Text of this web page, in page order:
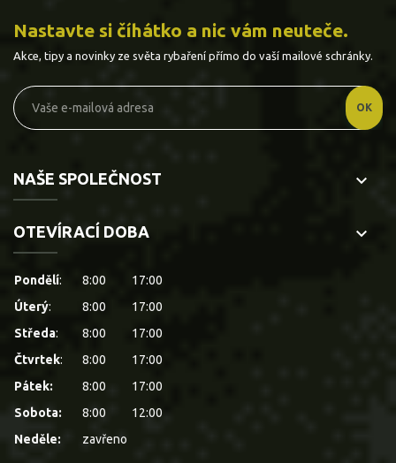
Nastavte si číhátko a nic vám neuteče.
Akce, tipy a novinky ze světa rybaření přímo do vaší mailové schránky.
NAŠE SPOLEČNOST keyboard_arrow_down
OTEVÍRACÍ DOBA keyboard_arrow_down
Pondělí: 8:00
17:00
Úterý: 8:00
17:00
Středa: 8:00
17:00
Čtvrtek: 8:00
17:00
Pátek:
8:00
17:00
Sobota:
8:00
12:00
Neděle:
zavřeno